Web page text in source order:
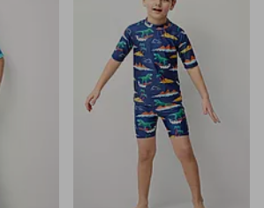
110/116122/128